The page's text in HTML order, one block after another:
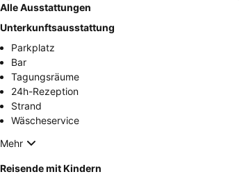
Alle Ausstattungen
Unterkunftsausstattung
Parkplatz
Bar
Tagungsräume
24h-Rezeption
Strand
Wäscheservice
Mehr
Reisende mit Kindern